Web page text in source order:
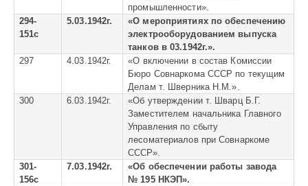
промышленности».
294-
151с
5.03.1942г.
«О мероприятиях по обеспечению
электрооборудованием выпуска
танков в 03.1942г.».
297
4.03.1942г. «О включении в состав Комиссии
Бюро Совнаркома СССР по текущим
Делам т. Шверника Н.М.».
300
6.03.1942г. «Об утверждении т. Шварц Б.Г.
Заместителем начальника Главного
Управления по сбыту
лесоматериалов при Совнаркоме
СССР».
301-
156с
7.03.1942г.
«Об обеспечении работы завода
№ 195 НКЭП».